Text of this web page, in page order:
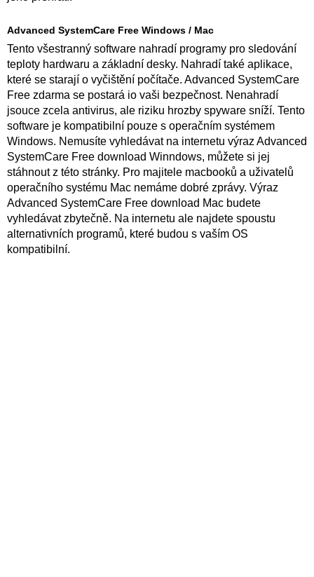
Advanced SystemCare Free Windows / Mac
Tento všestranný software nahradí programy pro sledování
teploty hardwaru a základní desky. Nahradí také aplikace,
které se starají o vyčištění počítače. Advanced SystemCare
Free zdarma se postará io vaši bezpečnost. Nenahradí
jsouce zcela antivirus, ale riziku hrozby spyware sníží. Tento
software je kompatibilní pouze s operačním systémem
Windows. Nemusíte vyhledávat na internetu výraz Advanced
SystemCare Free download Winndows, můžete si jej
stáhnout z této stránky. Pro majitele macbooků a uživatelů
operačního systému Mac nemáme dobré zprávy. Výraz
Advanced SystemCare Free download Mac budete
vyhledávat zbytečně. Na internetu ale najdete spoustu
alternativních programů, které budou s vaším OS
kompatibilní.